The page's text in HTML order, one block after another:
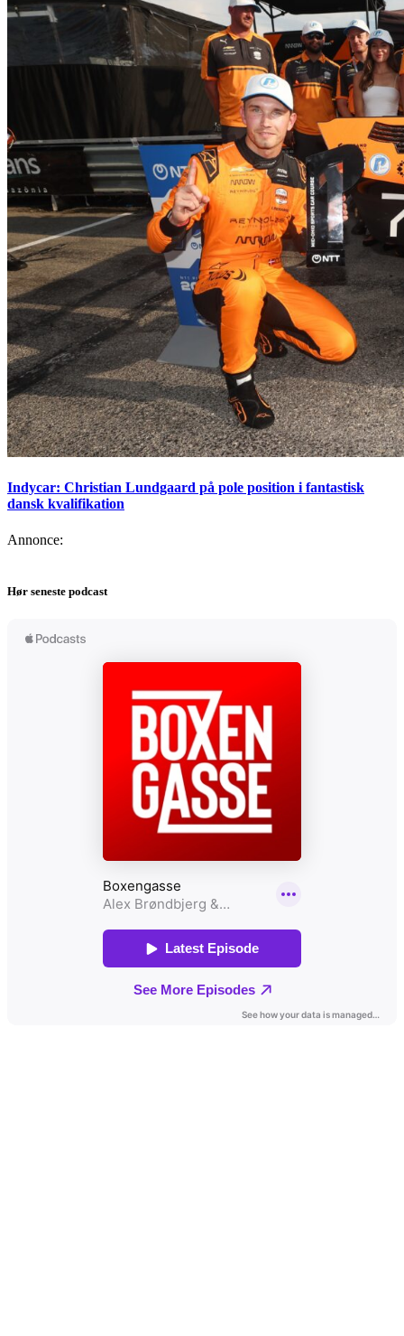
Indycar: Christian Lundgaard på pole position i fantastisk
dansk kvalifikation
Annonce:
Hør seneste podcast